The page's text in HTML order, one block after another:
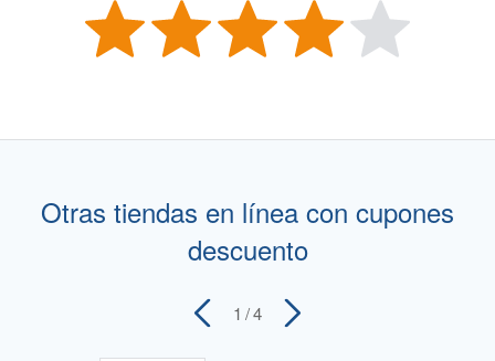
Otras tiendas en línea con cupones
descuento
1 / 4